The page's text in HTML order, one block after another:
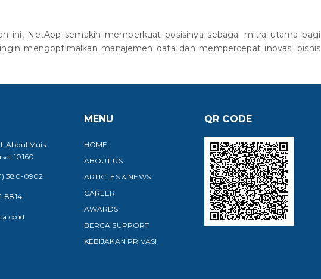
ini, NetApp semakin memperkuat posisinya sebagai mitra utama bagi
mengoptimalkan manajemen data dan mempercepat inovasi bisnis
Abdul Muis
10160
380-0902
8814
MENU
HOME
ABOUT US
ARTICLES & NEWS
CAREER
AWARDS
BERCA SUPPORT
KEBIJAKAN PRIVASI
QR CODE